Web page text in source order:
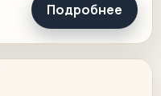
Подробнее